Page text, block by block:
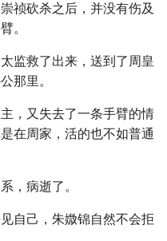
祯砍杀之后，并没有伤及
。
监救了出来，送到了周皇
那里。
，又失去了一条手臂的情
在周家，活的也不如普通
，病逝了。
自己，朱媺锦自然不会拒